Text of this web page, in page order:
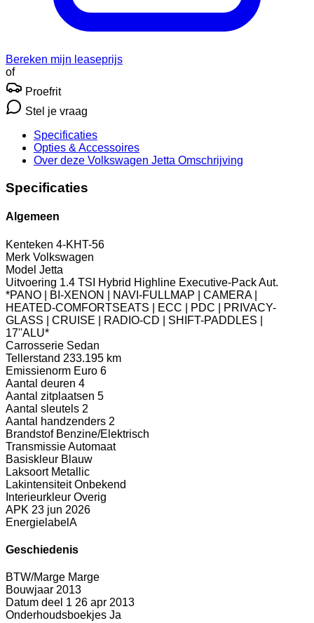
Bereken mijn leaseprijs
of
Proefrit
Stel je vraag
Specificaties
Opties & Accessoires
Over deze Volkswagen Jetta Omschrijving
Specificaties
Algemeen
Kenteken 4-KHT-56
Merk Volkswagen
Model Jetta
Uitvoering 1.4 TSI Hybrid Highline Executive-Pack Aut.
*PANO | BI-XENON | NAVI-FULLMAP | CAMERA |
HEATED-COMFORTSEATS | ECC | PDC | PRIVACY-
GLASS | CRUISE | RADIO-CD | SHIFT-PADDLES |
17''ALU*
Carrosserie Sedan
Tellerstand 233.195 km
Emissienorm Euro 6
Aantal deuren 4
Aantal zitplaatsen 5
Aantal sleutels 2
Aantal handzenders 2
Brandstof Benzine/Elektrisch
TransmissieAutomaat
Basiskleur Blauw
Laksoort Metallic
Lakintensiteit Onbekend
Interieurkleur Overig
APK 23 jun 2026
Energielabel A
Geschiedenis
BTW/Marge Marge
Bouwjaar 2013
Datum deel 1 26 apr 2013
Onderhoudsboekjes Ja